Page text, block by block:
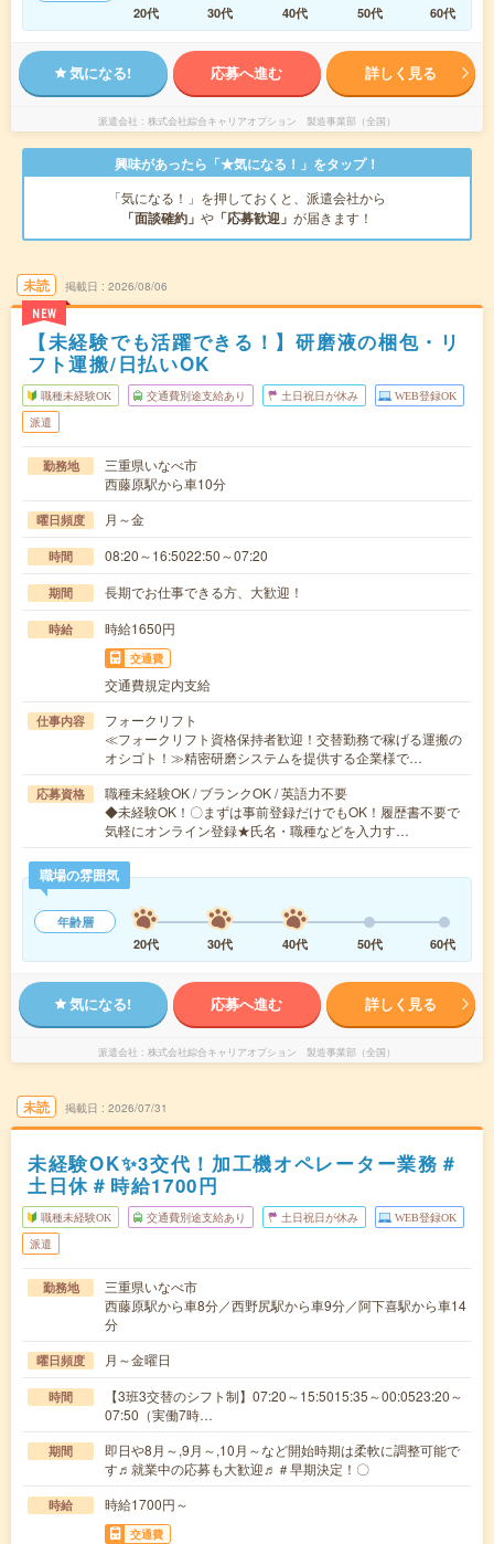
20代
30代 40代 50代 60代
気になる! 応募へ進む 詳しく見る
派遣会社 株式会社綜合キャリアオプション 製造事業部（全国）
興味があったら「★気になる！」をタップ！
「気になる！」を押しておくと、派遣会社から
「面談確約」 や 「応募歓迎」 が届きます！
未読
NEW
掲載日 2026/08/06
【未経験でも活躍できる！】研磨液の梱包・リ
フト運搬/日払いOK
職種未経験OK 交通費別途支給あり 土日祝日が休み WEB登録OK
派遣
勤務地
三重県いなべ市
西藤原駅から車10分
曜日頻度 月～金
時間 08:20～16:5022:50～07:20
期間 長期でお仕事できる方、大歓迎！
時給 時給1650円
交通費
交通費規定内支給
仕事内容
フォークリフト
≪フォークリフト資格保持者歓迎！交替勤務で稼げる運搬の
オシゴト！≫精密研磨システムを提供する企業様で…
応募資格
職種未経験OK / ブランクOK / 英語力不要
◆未経験OK！〇まずは事前登録だけでもOK！履歴書不要で
気軽にオンライン登録★氏名・職種などを入力す…
職場の雰囲気
年齢層
20代
30代 40代 50代 60代
気になる! 応募へ進む 詳しく見る
派遣会社 株式会社綜合キャリアオプション 製造事業部（全国）
未読 掲載日 2026/07/31
未経験OK✨3交代！加工機オペレーター業務＃
土日休＃時給1700円
職種未経験OK 交通費別途支給あり 土日祝日が休み WEB登録OK
派遣
勤務地
三重県いなべ市
西藤原駅から車8分／西野尻駅から車9分／阿下喜駅から車14
分
曜日頻度 月～金曜日
時間
【3班3交替のシフト制】07:20～15:5015:35～00:0523:20～
07:50（実働7時…
期間
即日や8月～,9月～,10月～など開始時期は柔軟に調整可能で
す♬就業中の応募も大歓迎♬＃早期決定！〇
時給 時給1700円～
交通費